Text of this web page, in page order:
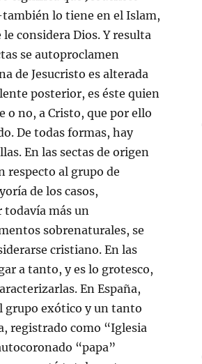
lo tiene en el Islam,
considera Dios. Y resulta
se autoproclamen
de Jesucristo es alterada
posterior, es éste quien
o no, a Cristo, que por ello
De todas formas, hay
En las sectas de origen
respecto al grupo de
de los casos,
más un
sobrenaturales, se
cristiano. En las
a tanto, y es lo grotesco,
En España,
grupo exótico y un tanto
registrado como “Iglesia
“papa”